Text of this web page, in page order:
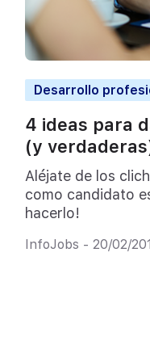
Desarrollo
4 ideas para
(y
Aléjate de los
como candidato
hacerlo!
InfoJobs - 20/02/